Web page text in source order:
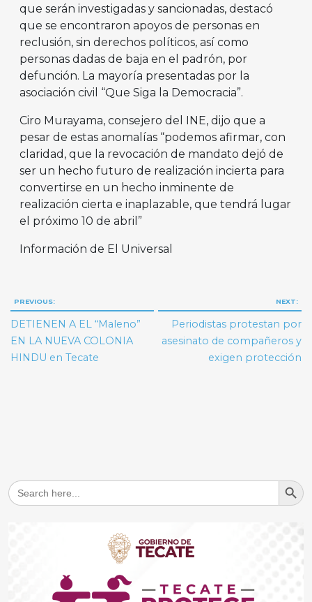
que serán investigadas y sancionadas, destacó
que se encontraron apoyos de personas en
reclusión, sin derechos políticos, así como
personas dadas de baja en el padrón, por
defunción. La mayoría presentadas por la
asociación civil “Que Siga la Democracia”.
Ciro Murayama, consejero del INE, dijo que a
pesar de estas anomalías “podemos afirmar, con
claridad, que la revocación de mandato dejó de
ser un hecho futuro de realización incierta para
convertirse en un hecho inminente de
realización cierta e inaplazable, que tendrá lugar
el próximo 10 de abril”
Información de El Universal
Navegación
de
entradas
PREVIOUS:
DETIENEN A EL “Maleno”
EN LA NUEVA COLONIA
HINDU en Tecate
NEXT:
Periodistas protestan por
asesinato de compañeros y
exigen protección
Search
for:
Search